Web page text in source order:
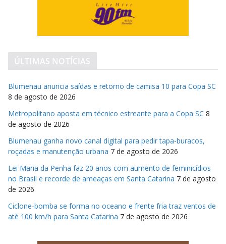
ÚLTIMAS NOTÍCIAS
Blumenau anuncia saídas e retorno de camisa 10 para Copa SC
8 de agosto de 2026
Metropolitano aposta em técnico estreante para a Copa SC 8
de agosto de 2026
Blumenau ganha novo canal digital para pedir tapa-buracos,
roçadas e manutenção urbana 7 de agosto de 2026
Lei Maria da Penha faz 20 anos com aumento de feminicídios
no Brasil e recorde de ameaças em Santa Catarina 7 de agosto
de 2026
Ciclone-bomba se forma no oceano e frente fria traz ventos de
até 100 km/h para Santa Catarina 7 de agosto de 2026